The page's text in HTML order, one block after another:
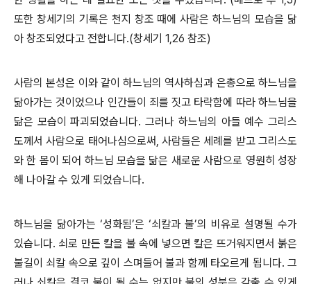
또한 창세기의 기록은 천지 창조 때에 사람은 하느님의 모습을 닮
아 창조되었다고 전합니다.(창세기 1,26 참조)
사람의 본성은 이와 같이 하느님의 역사하심과 은총으로 하느님을
닮아가는 것이었으나 인간들이 죄를 짓고 타락함에 따라 하느님을
닮은 모습이 파괴되었습니다. 그러나 하느님의 아들 예수 그리스
도께서 사람으로 태어나심으로써, 사람들은 세례를 받고 그리스도
와 한 몸이 되어 하느님 모습을 닮은 새로운 사람으로 영원히 성장
해 나아갈 수 있게 되었습니다.
하느님을 닮아가는 ‘성화됨’은 ‘쇠칼과 불’의 비유로 설명될 수가
있습니다. 쇠로 만든 칼을 불 속에 넣으면 칼은 뜨거워지면서 붉은
불길이 쇠칼 속으로 깊이 스며들어 불과 함께 타오르게 됩니다. 그